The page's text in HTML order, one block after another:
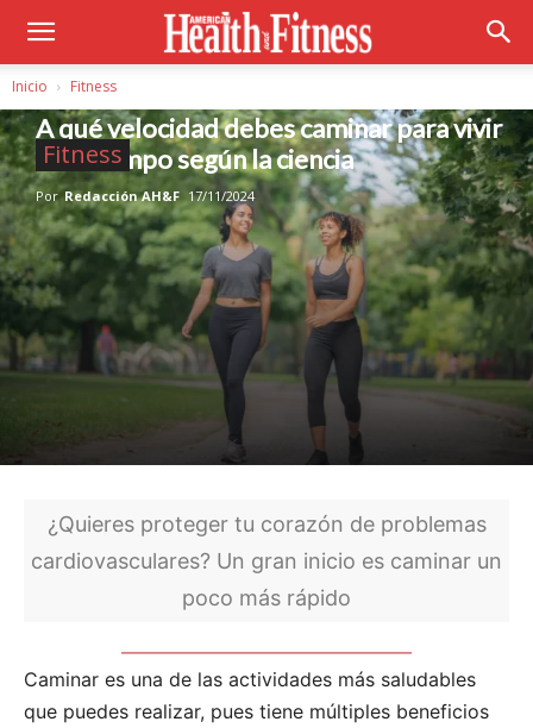
Inicio Fitness
Fitness
A qué velocidad debes caminar para vivir
más tiempo según la ciencia
Por Redacción AH&F 17/11/2024
¿Quieres proteger tu corazón de problemas
cardiovasculares? Un gran inicio es caminar un
poco más rápido
Caminar es una de las actividades más saludables
que puedes realizar, pues tiene múltiples beneficios